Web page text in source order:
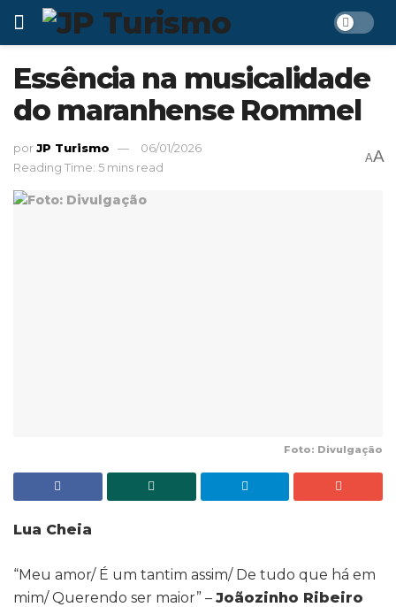
Essência na musicalidade
do maranhense Rommel
porJP Turismo
06/01/2026
Reading Time: 5 mins read
AA
Foto: Divulgação
Lua Cheia
“Meu amor/ É um tantim assim/ De tudo que há em
mim/ Querendo ser maior” – Joãozinho Ribeiro